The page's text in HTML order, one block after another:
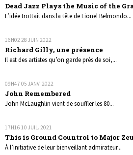
Dead Jazz Plays the Music of the
L’idée trottait dans la tête de Lionel Belmondo...
16H02 28 JUIN 2022
Richard Gilly, une présence
Il est des artistes qu’on garde près de soi,...
09H47 05 JANV. 2022
John Remembered
John McLaughlin vient de souffler les 80...
17H16 10 JUIL. 2021
This is Ground Countrol to Major
À l’initiative de leur bienveillant admirateur...